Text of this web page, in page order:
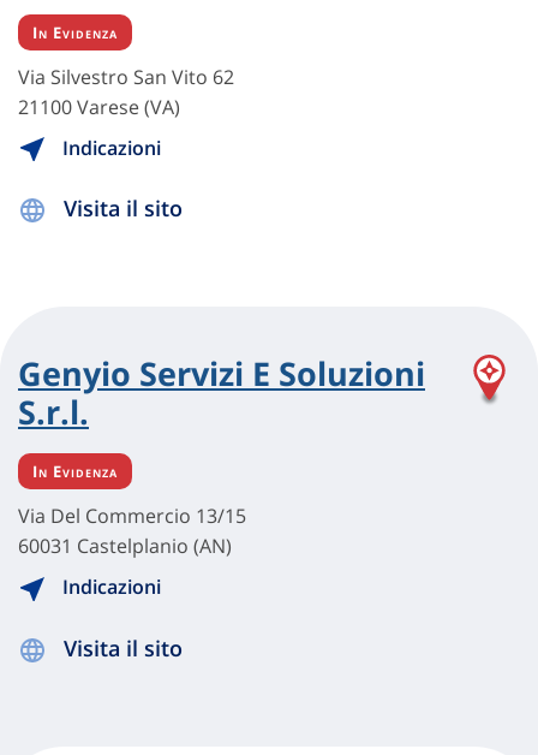
In Evidenza
Via Silvestro San Vito 62
21100 Varese (VA)
Indicazioni
Visita il sito
Genyio Servizi E Soluzioni
S.r.l.
In Evidenza
Via Del Commercio 13/15
60031 Castelplanio (AN)
Indicazioni
Visita il sito